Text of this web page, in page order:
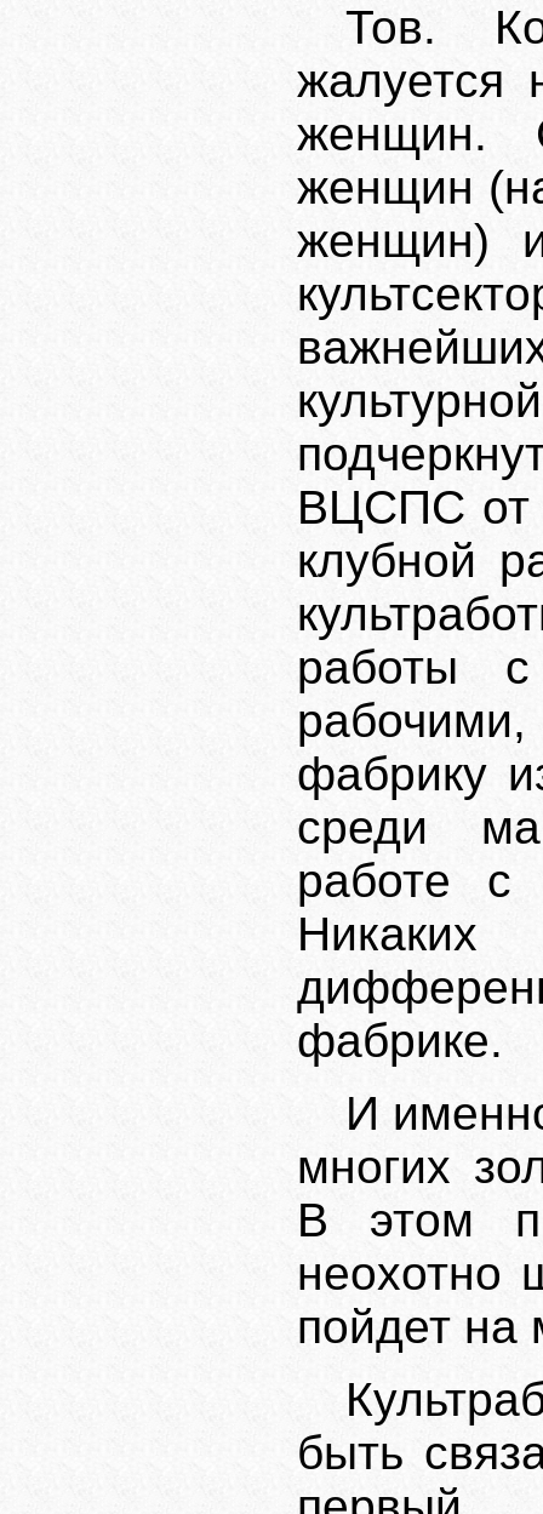
Тов.
жалуется
женщин.
женщин
женщин)
ВЦСПС от
клубной
работы
фабрику
среди
работе
фабрике.
И
многих
В этом
неохотно
пойдет на
быть